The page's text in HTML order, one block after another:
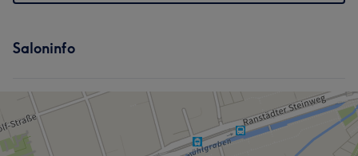
Professionell 20 Erfahren Sympathisch
Freundlich
Saloninfo